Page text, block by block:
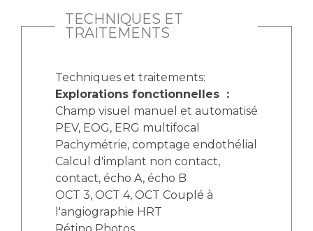
TECHNIQUES ET
TRAITEMENTS
Techniques et traitements:
Explorations fonctionnelles :
Champ visuel manuel et automatisé
PEV, EOG, ERG multifocal
Pachymétrie, comptage endothélial
Calcul d'implant non contact,
contact, écho A, écho B
OCT 3, OCT 4, OCT Couplé à
l'angiographie HRT